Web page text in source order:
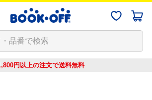
円以上の注文で送料無料